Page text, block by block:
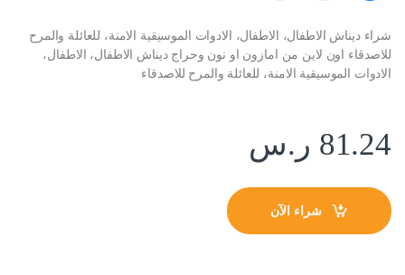
شراء ديناش الاطفال، الاطفال، الادوات الموسيقية الامنة، للعائلة والمرح
للاصدقاء اون لاين من امازون او نون وحراج ديناش الاطفال، الاطفال،
الادوات الموسيقية الامنة، للعائلة والمرح للاصدقاء
81.24 ر.س
شراء الآن